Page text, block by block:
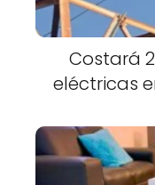
Costará
eléctricas